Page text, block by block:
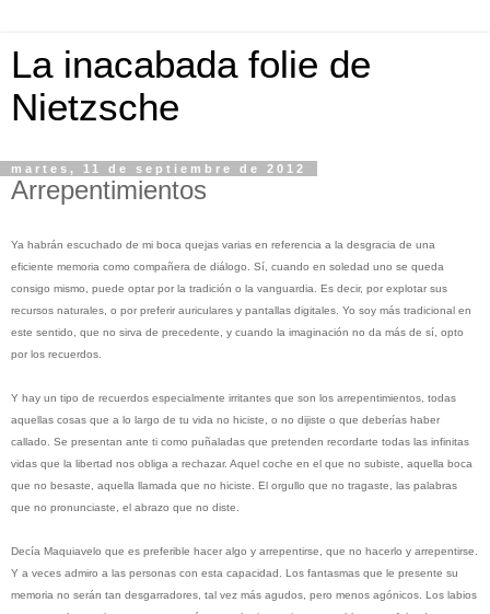
La inacabada folie de
Nietzsche
martes, 11 de septiembre de 2012
Arrepentimientos
Ya habrán escuchado de mi boca quejas varias en referencia a la desgracia de una
eficiente memoria como compañera de diálogo. Sí, cuando en soledad uno se queda
consigo mismo, puede optar por la tradición o la vanguardia. Es decir, por explotar sus
recursos naturales, o por preferir auriculares y pantallas digitales. Yo soy más tradicional en
este sentido, que no sirva de precedente, y cuando la imaginación no da más de sí, opto
por los recuerdos.
Y hay un tipo de recuerdos especialmente irritantes que son los arrepentimientos, todas
aquellas cosas que a lo largo de tu vida no hiciste, o no dijiste o que deberías haber
callado. Se presentan ante ti como puñaladas que pretenden recordarte todas las infinitas
vidas que la libertad nos obliga a rechazar. Aquel coche en el que no subiste, aquella boca
que no besaste, aquella llamada que no hiciste. El orgullo que no tragaste, las palabras
que no pronunciaste, el abrazo que no diste.
Decía Maquiavelo que es preferible hacer algo y arrepentirse, que no hacerlo y arrepentirse.
Y a veces admiro a las personas con esta capacidad. Los fantasmas que le presente su
memoria no serán tan desgarradores, tal vez más agudos, pero menos agónicos. Los labios